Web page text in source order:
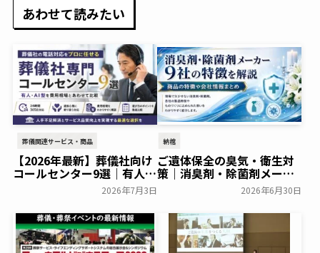
あわせて読みたい
葬儀関連サービス・商品
【2026年最新】葬儀社向け
コールセンター9選｜有人・
AI型を費用相場とあわせて
2026年7月3日
納棺
ご遺体保全の臭気・衛生対
策｜消臭剤・除菌剤メーカ
ー9社の特徴を解説2026年6月30日